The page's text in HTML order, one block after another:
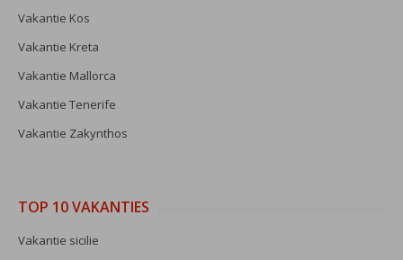
Vakantie Kos
Vakantie Kreta
Vakantie Mallorca
Vakantie Tenerife
Vakantie Zakynthos
TOP 10 VAKANTIES
Vakantie sicilie